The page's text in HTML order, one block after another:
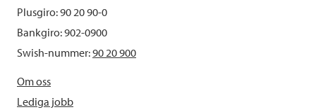
Plusgiro: 90 20 90-0
Bankgiro: 902-0900
Swish-nummer:90 20 900
Om oss
Lediga jobb